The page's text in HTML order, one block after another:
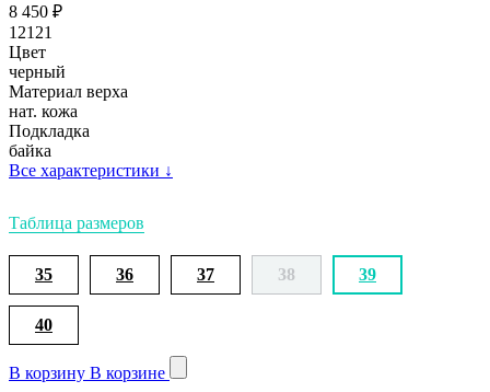
8 450 ₽
12121
Цвет
черный
Материал верха
нат. кожа
Подкладка
байка
Все характеристики ↓
Таблица размеров
35 36 37 38 39
40
В корзину В корзине